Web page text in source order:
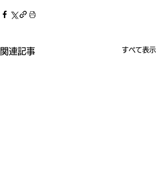
関連記事 すべて表示